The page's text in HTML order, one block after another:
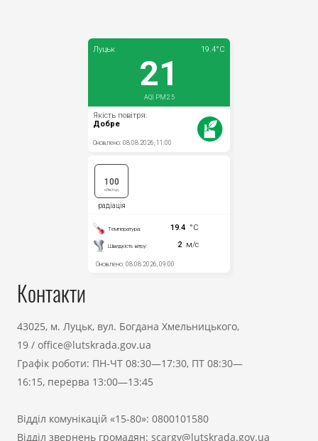
Контакти
43025, м. Луцьк, вул. Богдана Хмельницького,
19 / office@lutskrada.gov.ua
Графік роботи: ПН-ЧТ 08:30—17:30, ПТ 08:30—
16:15, перерва 13:00—13:45
Відділ комунікацій «15-80»: 0800101580
Відділ звернень громадян: scargy@lutskrada.gov.ua